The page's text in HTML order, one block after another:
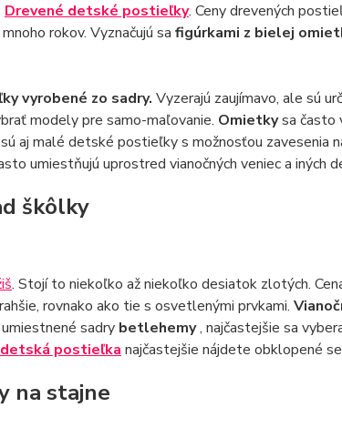
Drevené detské postieľky. Ceny drevených
rokov. Vyznačujú sa figúrkami z bielej
vyrobené zo sadry. Vyzerajú zaujímavo, ale sú
modely pre samo-maľovanie. Omietkysa často
aj malé detské postieľky s možnosťou zavesenia
umiestňujú uprostred vianočných veniec a iných
škôlky
. Stojí to niekoľko až niekoľko desiatok zlotých.
rovnako ako tie s osvetlenými prvkami.
sadry betlehemy, najčastejšie sa
detská postieľka najčastejšie nájdete obklopené
na stajne